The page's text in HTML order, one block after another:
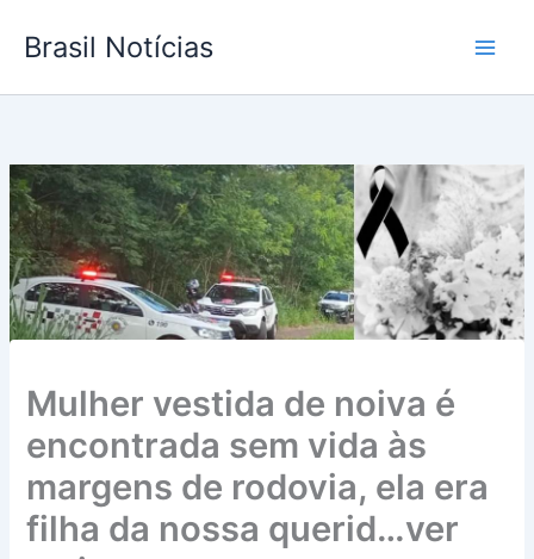
para
conteúdo
Brasil Notícias
Mulher vestida de noiva é
encontrada sem vida às
margens de rodovia, ela era
filha da nossa querid…ver